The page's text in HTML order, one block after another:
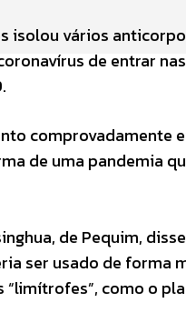
isolou vários
de entrar
comprovadamente
de uma pandemia
de Pequim,
ser usado de forma
como o